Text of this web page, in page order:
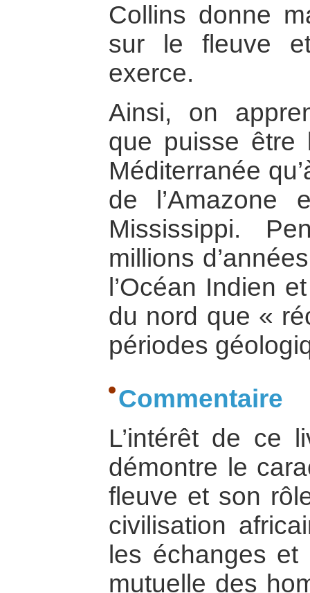
Collins donne
sur le fleuve
exerce.
Ainsi, on
que puisse
Méditerranée
de
Mississippi.
millions
l’Océan Indien
du nord que «
périodes
Commentaire
L’intérêt de ce
démontre le
fleuve et son
civilisation
les échanges
mutuelle des